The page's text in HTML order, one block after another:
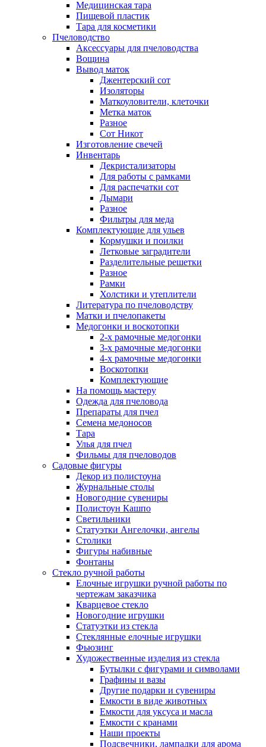
Медицинская тара
Пищевой пластик
Тара для косметики
Пчеловодство
Аксессуары для пчеловодства
Вощина
Вывод маток
Джентерский сот
Изоляторы
Маткоуловители, клеточки
Метка маток
Разное
Сот Никот
Изготовление свечей
Инвентарь
Декристализаторы
Для работы с рамками
Для распечатки сот
Дымари
Разное
Фильтры для меда
Комплектующие для ульев
Кормушки и поилки
Летковые заградители
Разделительные решетки
Разное
Рамки
Холстики и утеплители
Литература по пчеловодству
Матки и пчелопакеты
Медогонки и воскотопки
2-х рамочные медогонки
3-х рамочные медогонки
4-х рамочные медогонки
Воскотопки
Комплектующие
На помощь мастеру
Одежда для пчеловода
Препараты для пчел
Семена медоносов
Тара
Улья для пчел
Фильмы для пчеловодов
Садовые фигуры
Декор из полистоуна
Журнальные столы
Новогодние сувениры
Полистоун Кашпо
Светильники
Статуэтки Ангелочки, ангелы
Столики
Фигуры набивные
Фонтаны
Стекло ручной работы
Елочные игрушки ручной работы по
чертежам заказчика
Кварцевое стекло
Новогодние игрушки
Статуэтки из стекла
Стеклянные елочные игрушки
Фьюзинг
Художественные изделия из стекла
Бутылки с фигурами и символами
Графины и вазы
Другие подарки и сувениры
Емкости в виде животных
Емкости для уксуса и масла
Емкости с кранами
Наши проекты
Подсвечники, лампадки для арома